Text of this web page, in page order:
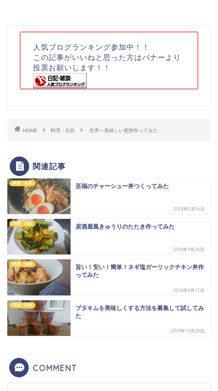
人気ブログランキング参加中！！
この記事がいいねと思った方はバナーより
投票お願いします！！
HOME 料理・自炊 世界一美味しい煮卵作ってみた
関連記事
料理・自炊 至福のチャーシュー丼つくってみた
2018年9月16日
料理・自炊 居酒屋風きゅうりのたたき作ってみた
2018年9月26日
料理・自炊
旨い！安い！簡単！ネギ塩ガーリックチキン丼作
ってみた
2018年9月17日
料理・自炊
ブタキムを美味しくする方法を募集して試してみ
た
2018年10月28日
COMMENT